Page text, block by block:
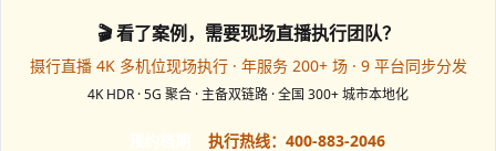
🎬 看了案例，需要现场直播执行团队？
摄行直播 4K 多机位现场执行 · 年服务 200+ 场 · 9 平台同步分发
4K HDR · 5G 聚合 · 主备双链路 · 全国 300+ 城市本地化
执行热线：400-883-2046